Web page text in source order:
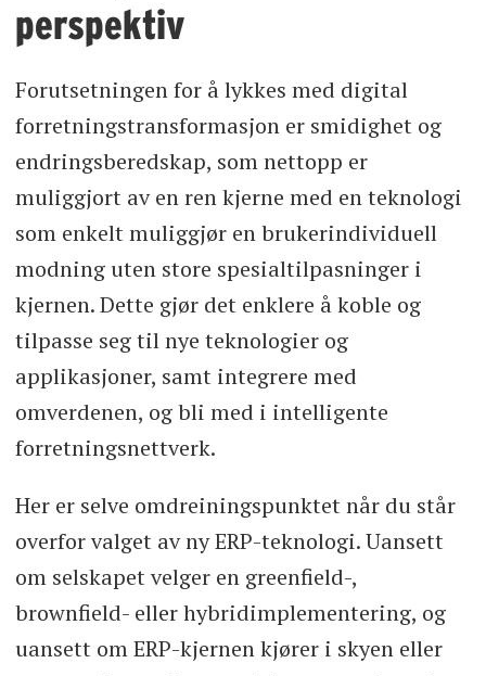
perspektiv
Forutsetningen for å lykkes med digital
forretningstransformasjon er smidighet og
endringsberedskap, som nettopp er
muliggjort av en ren kjerne med en teknologi
som enkelt muliggjør en brukerindividuell
modning uten store spesialtilpasninger i
kjernen. Dette gjør det enklere å koble og
tilpasse seg til nye teknologier og
applikasjoner, samt integrere med
omverdenen, og bli med i intelligente
forretningsnettverk.
Her er selve omdreiningspunktet når du står
overfor valget av ny ERP-teknologi. Uansett
om selskapet velger en greenfield-,
brownfield- eller hybridimplementering, og
uansett om ERP-kjernen kjører i skyen eller